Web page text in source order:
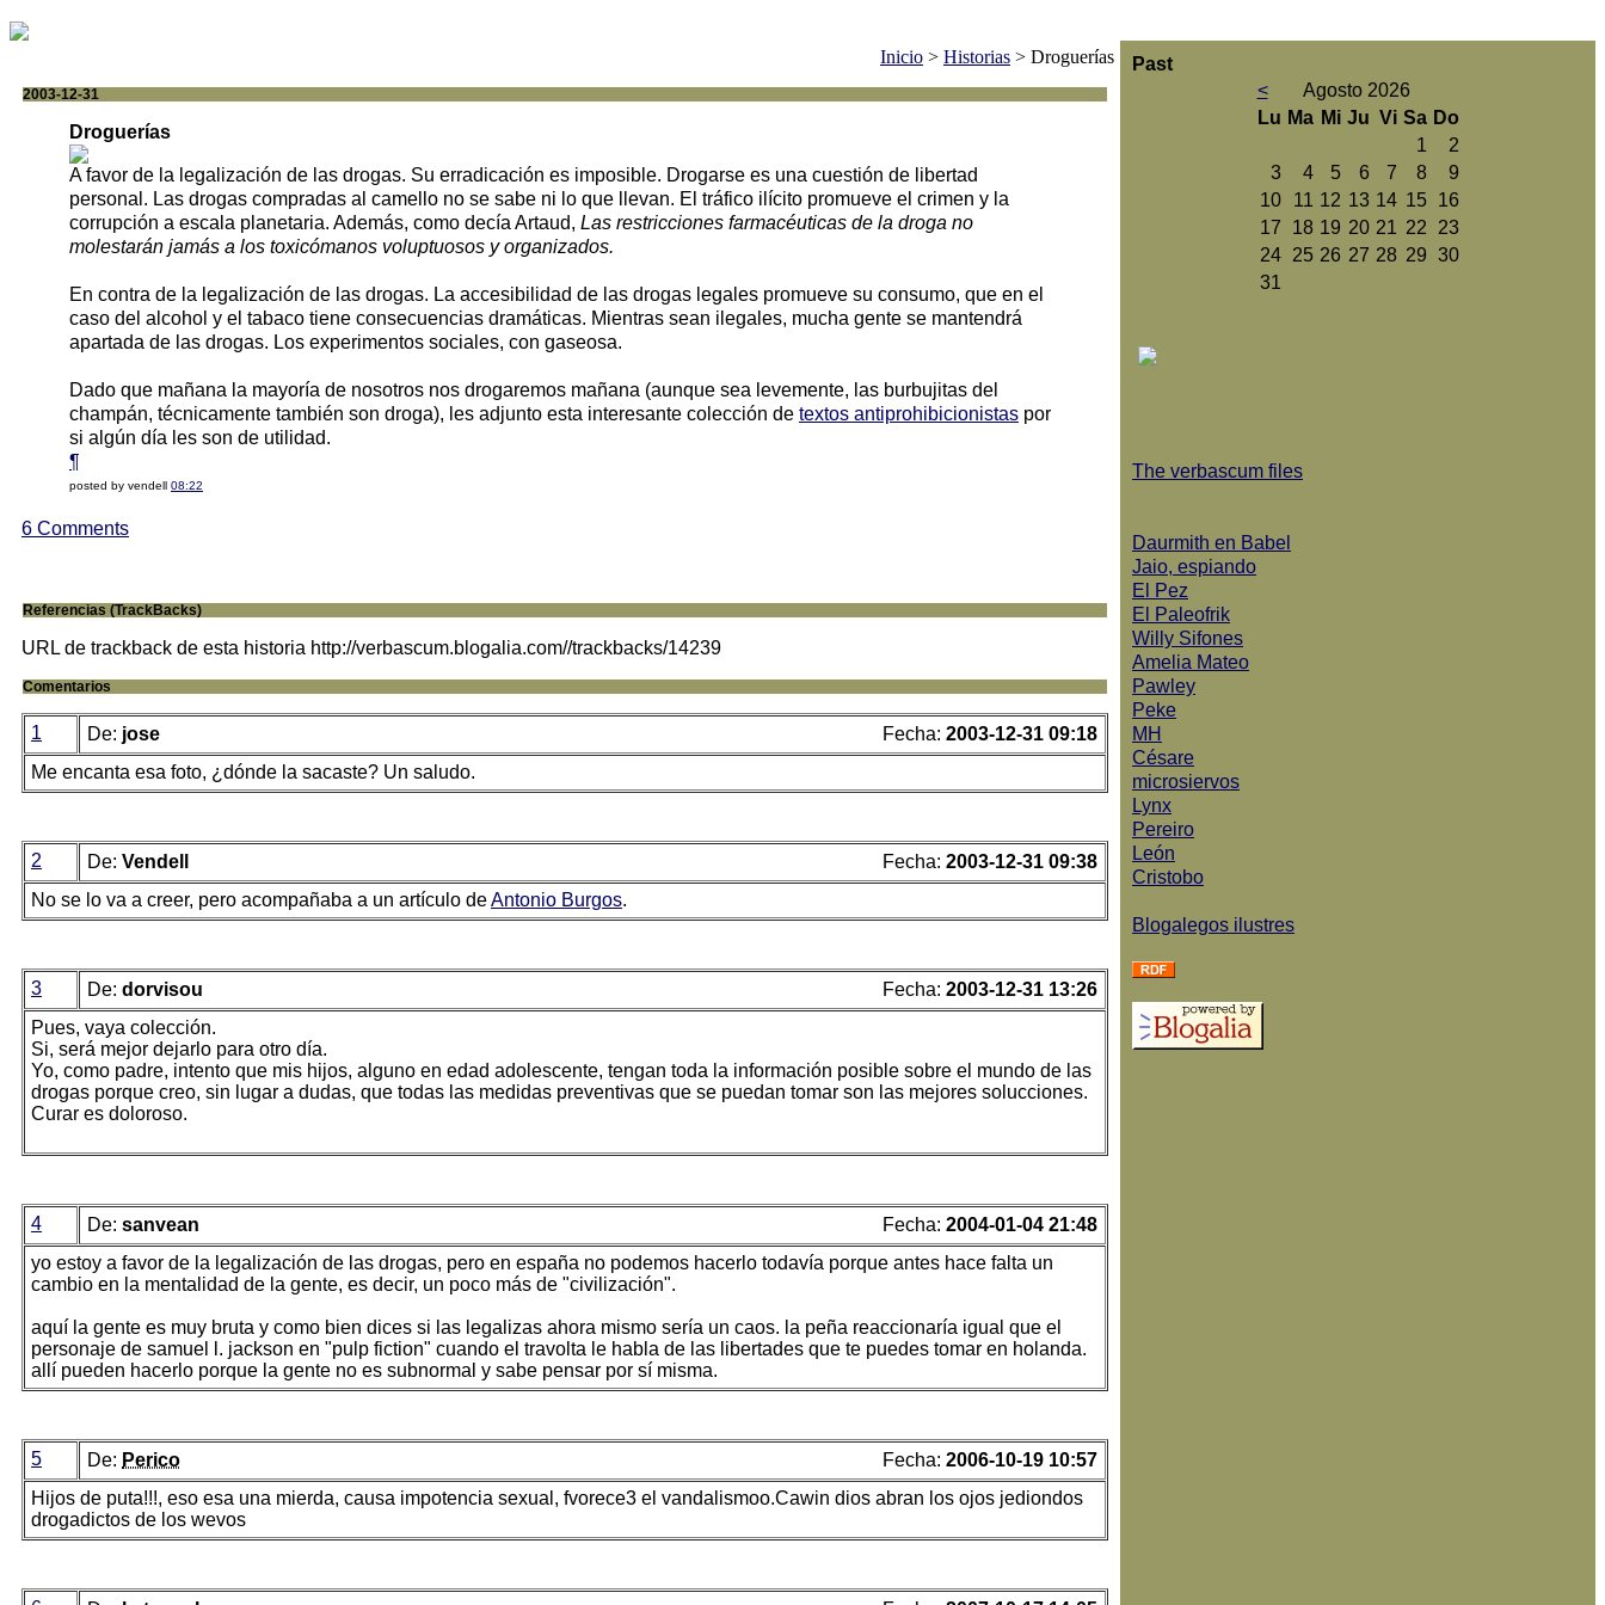
Inicio > Historias > Droguerías
2003-12-31
Droguerías
A favor de la legalización de las drogas. Su erradicación es imposible. Drogarse es una cuestión de libertad
personal. Las drogas compradas al camello no se sabe ni lo que llevan. El tráfico ilícito promueve el crimen y la
corrupción a escala planetaria. Además, como decía Artaud, Las restricciones farmacéuticas de la droga no
molestarán jamás a los toxicómanos voluptuosos y organizados.
En contra de la legalización de las drogas. La accesibilidad de las drogas legales promueve su consumo, que en el
caso del alcohol y el tabaco tiene consecuencias dramáticas. Mientras sean ilegales, mucha gente se mantendrá
apartada de las drogas. Los experimentos sociales, con gaseosa.
Dado que mañana la mayoría de nosotros nos drogaremos mañana (aunque sea levemente, las burbujitas del
champán, técnicamente también son droga), les adjunto esta interesante colección de textos antiprohibicionistas por
si algún día les son de utilidad.
¶
posted by vendell 08:22
6 Comments
Referencias (TrackBacks)
URL de trackback de esta historia http://verbascum.blogalia.com//trackbacks/14239
Comentarios
1 De: jose Fecha: 2003-12-31 09:18
Me encanta esa foto, ¿dónde la sacaste? Un saludo.
2 De: Vendell Fecha: 2003-12-31 09:38
No se lo va a creer, pero acompañaba a un artículo deAntonio Burgos.
3 De: dorvisou Fecha: 2003-12-31 13:26
Pues, vaya colección.
Si, será mejor dejarlo para otro día.
Yo, como padre, intento que mis hijos, alguno en edad adolescente, tengan toda la información posible sobre el mundo de las
drogas porque creo, sin lugar a dudas, que todas las medidas preventivas que se puedan tomar son las mejores solucciones.
Curar es doloroso.
4 De: sanvean Fecha: 2004-01-04 21:48
yo estoy a favor de la legalización de las drogas, pero en españa no podemos hacerlo todavía porque antes hace falta un
cambio en la mentalidad de la gente, es decir, un poco más de "civilización".
aquí la gente es muy bruta y como bien dices si las legalizas ahora mismo sería un caos. la peña reaccionaría igual que el
personaje de samuel l. jackson en "pulp fiction" cuando el travolta le habla de las libertades que te puedes tomar en holanda.
allí pueden hacerlo porque la gente no es subnormal y sabe pensar por sí misma.
5 De: Perico Fecha: 2006-10-19 10:57
Hijos de puta!!!, eso esa una mierda, causa impotencia sexual, fvorece3 el vandalismoo.Cawin dios abran los ojos jediondos
drogadictos de los wevos
Past
<
Agosto 2026
Lu Ma Mi Ju Vi Sa Do
1
2
3
4 5 6 7 8
9
10
11 12 13 14 15
16
17
18 19 20 21 22
23
24
25 26 27 28 29 30
31
The verbascum files
Daurmith en Babel
Jaio, espiando
El Pez
El Paleofrik
Willy Sifones
Amelia Mateo
Pawley
Peke
MH
Césare
microsiervos
Lynx
Pereiro
León
Cristobo
Blogalegos ilustres